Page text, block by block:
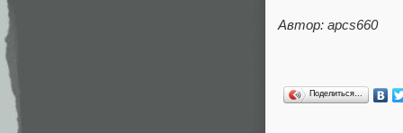
Автор: apcs660
Поделиться…